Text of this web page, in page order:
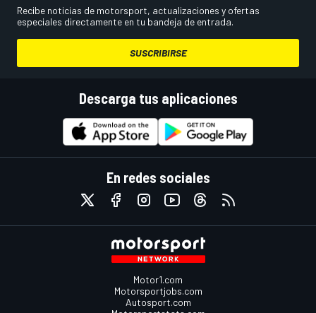
Recibe noticias de motorsport, actualizaciones y ofertas
especiales directamente en tu bandeja de entrada.
SUSCRIBIRSE
Descarga tus aplicaciones
En redes sociales
Motor1.com
Motorsportjobs.com
Autosport.com